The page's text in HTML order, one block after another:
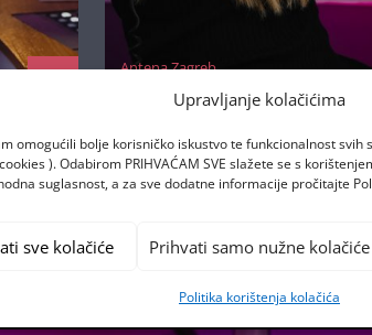
Upravljanje kolačićima
omogućili bolje korisničko iskustvo te funkcionalnost
). Odabirom PRIHVAĆAM SVE slažete se s
suglasnost, a za sve dodatne informacije pročitajte
sve kolačiće Prihvati samo nužne kolačiće
Politika korištenja kolačića
Antena Zagreb